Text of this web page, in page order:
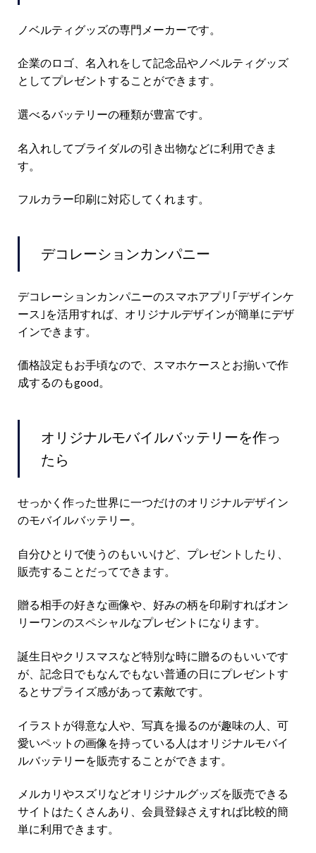
ノベルティグッズの専門メーカーです。
企業のロゴ、名入れをして記念品やノベルティグッズ
としてプレゼントすることができます。
選べるバッテリーの種類が豊富です。
名入れしてブライダルの引き出物などに利用できま
す。
フルカラー印刷に対応してくれます。
デコレーションカンパニー
デコレーションカンパニーのスマホアプリ｢デザインケ
ース｣を活用すれば、オリジナルデザインが簡単にデザ
インできます。
価格設定もお手頃なので、スマホケースとお揃いで作
成するのもgood。
オリジナルモバイルバッテリーを作っ
たら
せっかく作った世界に一つだけのオリジナルデザイン
のモバイルバッテリー。
自分ひとりで使うのもいいけど、プレゼントしたり、
販売することだってできます。
贈る相手の好きな画像や、好みの柄を印刷すればオン
リーワンのスペシャルなプレゼントになります。
誕生日やクリスマスなど特別な時に贈るのもいいです
が、記念日でもなんでもない普通の日にプレゼントす
るとサプライズ感があって素敵です。
イラストが得意な人や、写真を撮るのが趣味の人、可
愛いペットの画像を持っている人はオリジナルモバイ
ルバッテリーを販売することができます。
メルカリやスズリなどオリジナルグッズを販売できる
サイトはたくさんあり、会員登録さえすれば比較的簡
単に利用できます。